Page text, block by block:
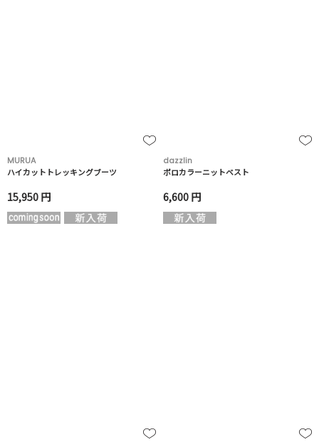
MURUA
ハイカットトレッキングブーツ
15,950 円
dazzlin
ポロカラーニットベスト
6,600 円